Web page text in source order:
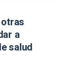
a
salud